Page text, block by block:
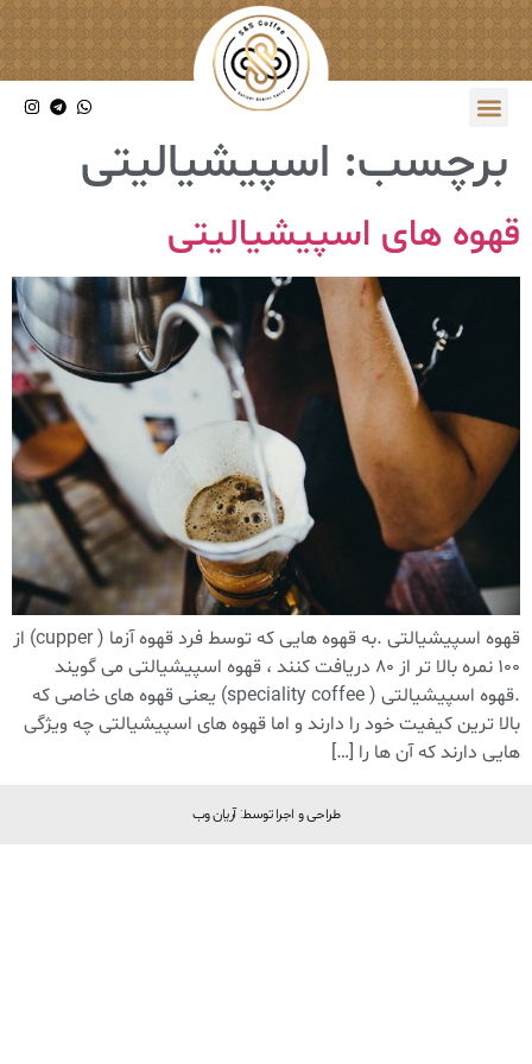
برچسب: اسپیشیالیتی
قهوه های اسپیشیالیتی
قهوه اسپیشیالتی .به قهوه هایی که توسط فرد قهوه آزما ( cupper) از
۱۰۰ نمره بالا تر از ۸۰ دریافت کنند ، قهوه اسپیشیالتی می گویند
.قهوه اسپیشیالتی ( speciality coffee) یعنی قهوه های خاصی که
بالا ترین کیفیت خود را دارند و اما قهوه های اسپیشیالتی چه ویژگی
هایی دارند که آن ها را […]
طراحی و اجرا توسط: آریان وب